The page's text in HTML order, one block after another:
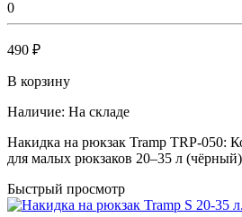
0
490 ₽
В корзину
Наличие: На складе
Накидка на рюкзак Tramp TRP-050:
для малых рюкзаков 20–35 л
Быстрый просмотр